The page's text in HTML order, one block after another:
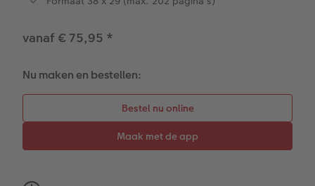
Art Collection
Ontwerpopties
Lijsten
Pasfoto's maken
vanaf € 75,95 *
Nu maken en bestellen: